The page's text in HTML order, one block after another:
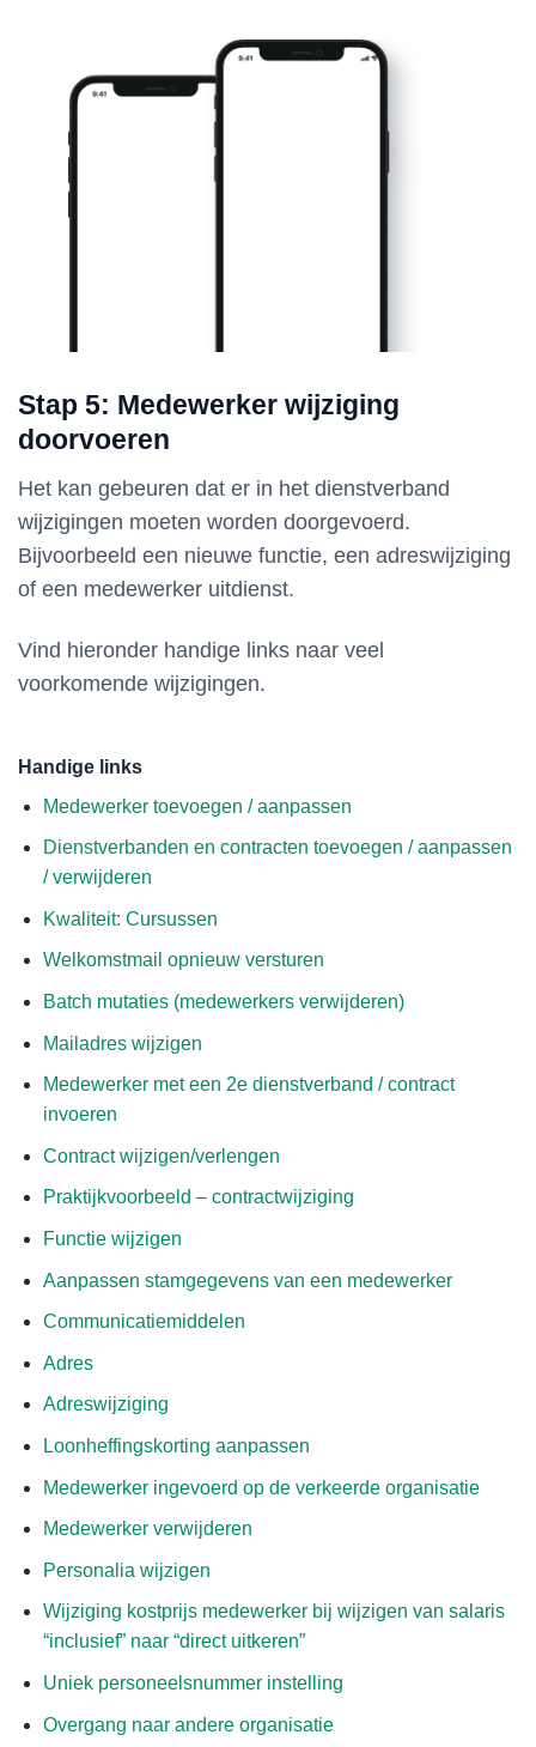
Stap 5: Medewerker wijziging
doorvoeren
Het kan gebeuren dat er in het dienstverband
wijzigingen moeten worden doorgevoerd.
Bijvoorbeeld een nieuwe functie, een adreswijziging
of een medewerker uitdienst.
Vind hieronder handige links naar veel
voorkomende wijzigingen.
Handige links
Medewerker toevoegen / aanpassen
Dienstverbanden en contracten toevoegen / aanpassen
/ verwijderen
Kwaliteit: Cursussen
Welkomstmail opnieuw versturen
Batch mutaties (medewerkers verwijderen)
Mailadres wijzigen
Medewerker met een 2e dienstverband / contract
invoeren
Contract wijzigen/verlengen
Praktijkvoorbeeld – contractwijziging
Functie wijzigen
Aanpassen stamgegevens van een medewerker
Communicatiemiddelen
Adres
Adreswijziging
Loonheffingskorting aanpassen
Medewerker ingevoerd op de verkeerde organisatie
Medewerker verwijderen
Personalia wijzigen
Wijziging kostprijs medewerker bij wijzigen van salaris
“inclusief” naar “direct uitkeren”
Uniek personeelsnummer instelling
Overgang naar andere organisatie